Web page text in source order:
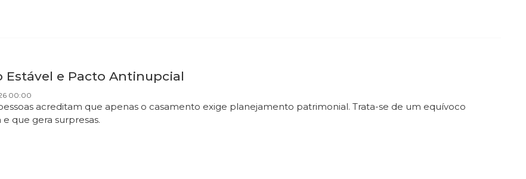
Estável e Pacto Antinupcial
00:00
acreditam que apenas o casamento exige planejamento patrimonial. Trata-se de um equívoco
que gera surpresas.